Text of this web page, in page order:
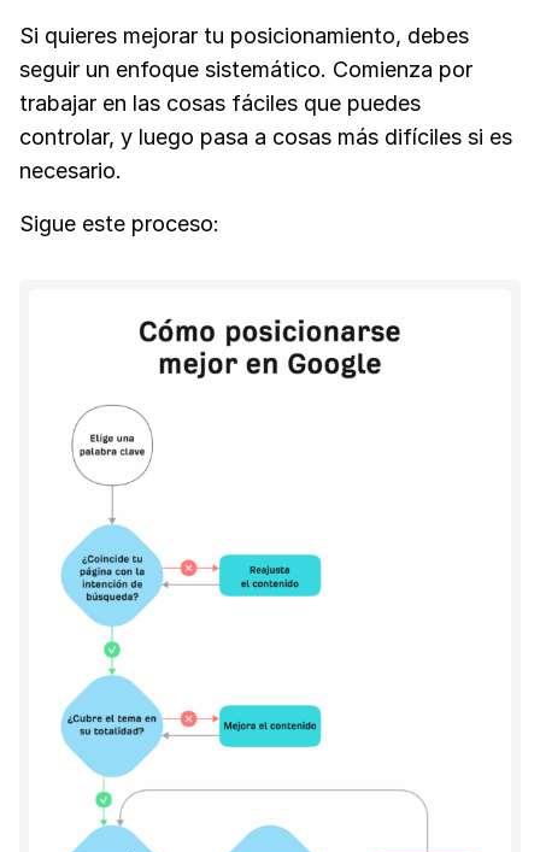
Si quieres mejorar tu posicionamiento, debes
seguir un enfoque sistemático. Comienza por
trabajar en las cosas fáciles que puedes
controlar, y luego pasa a cosas más difíciles si es
necesario.
Sigue este proceso: